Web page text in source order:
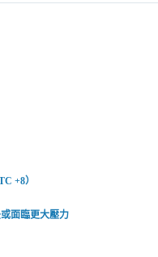
+8）
面臨更大壓力